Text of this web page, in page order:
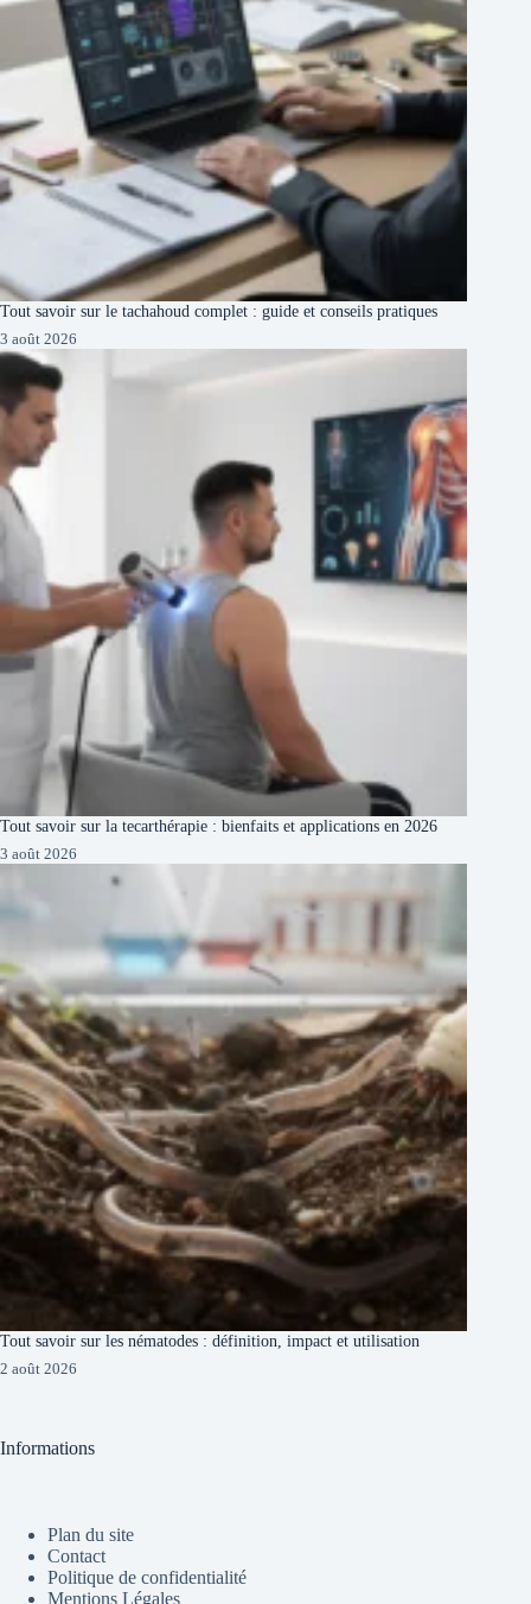
Tout savoir sur le tachahoud complet : guide et conseils pratiques
3 août 2026
Tout savoir sur la tecarthérapie : bienfaits et applications en 2026
3 août 2026
Tout savoir sur les nématodes : définition, impact et utilisation
2 août 2026
Informations
Plan du site
Contact
Politique de confidentialité
Mentions Légales